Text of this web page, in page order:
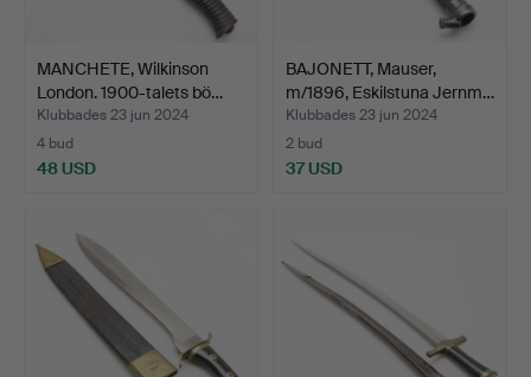
MANCHETE, Wilkinson
London. 1900-talets bö…
Klubbades 23 jun 2024
4 bud
48 USD
BAJONETT, Mauser,
m/1896, Eskilstuna Jernm…
Klubbades 23 jun 2024
2 bud
37 USD